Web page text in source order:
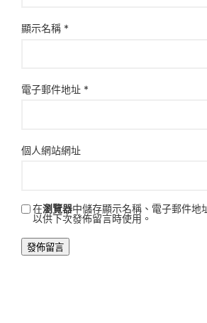
顯示名稱 *
電子郵件地址 *
個人網站網址
在瀏覽器中儲存顯示名稱、電子郵件地
以供下次發佈留言時使用。